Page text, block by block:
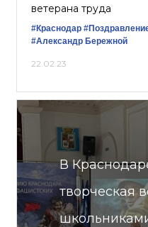
ветерана труда
#Краснодар
#Александр Бережной
22.02.23
В
творческая